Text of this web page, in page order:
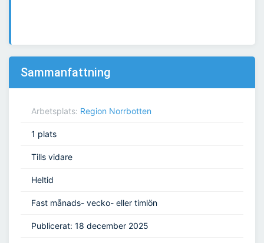
Sammanfattning
Arbetsplats: Region Norrbotten
1 plats
Tills vidare
Heltid
Fast månads- vecko- eller timlön
Publicerat: 18 december 2025